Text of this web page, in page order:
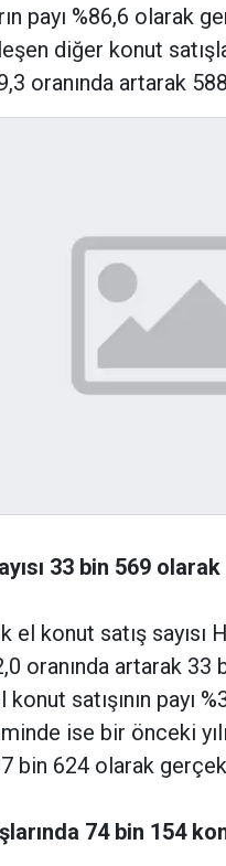
payı %86,6 olarak
diğer konut
oranında artarak
33 bin 569
konut satış sayısı
oranında artarak
satışının payı
ise bir önceki
bin 624 olarak
74 bin 154